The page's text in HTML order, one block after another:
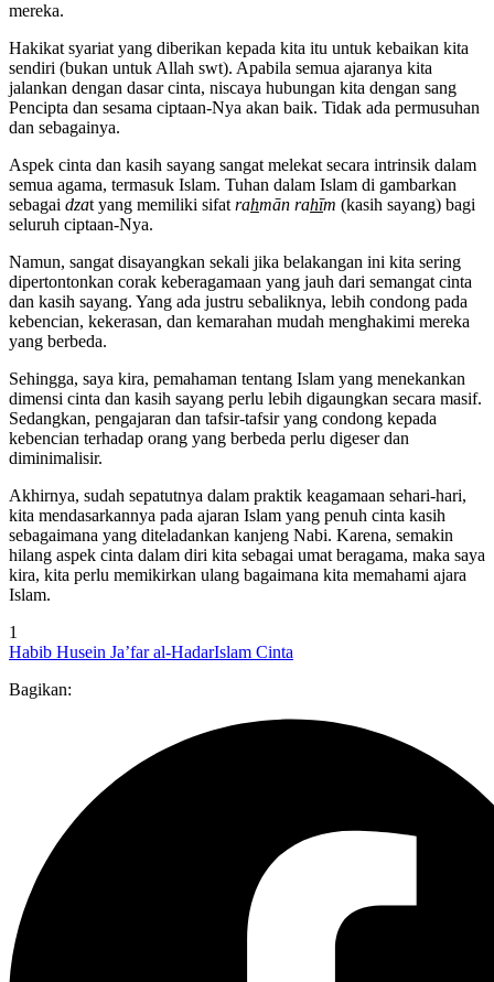
mereka.
Hakikat syariat yang diberikan kepada kita itu untuk kebaikan kita
sendiri (bukan untuk Allah swt). Apabila semua ajaranya kita
jalankan dengan dasar cinta, niscaya hubungan kita dengan sang
Pencipta dan sesama ciptaan-Nya akan baik. Tidak ada permusuhan
dan sebagainya.
Aspek cinta dan kasih sayang sangat melekat secara intrinsik dalam
semua agama, termasuk Islam. Tuhan dalam Islam di gambarkan
sebagai dzat yang memiliki sifat rahmān rahīm (kasih sayang) bagi
seluruh ciptaan-Nya.
Namun, sangat disayangkan sekali jika belakangan ini kita sering
dipertontonkan corak keberagamaan yang jauh dari semangat cinta
dan kasih sayang. Yang ada justru sebaliknya, lebih condong pada
kebencian, kekerasan, dan kemarahan mudah menghakimi mereka
yang berbeda.
Sehingga, saya kira, pemahaman tentang Islam yang menekankan
dimensi cinta dan kasih sayang perlu lebih digaungkan secara masif.
Sedangkan, pengajaran dan tafsir-tafsir yang condong kepada
kebencian terhadap orang yang berbeda perlu digeser dan
diminimalisir.
Akhirnya, sudah sepatutnya dalam praktik keagamaan sehari-hari,
kita mendasarkannya pada ajaran Islam yang penuh cinta kasih
sebagaimana yang diteladankan kanjeng Nabi. Karena, semakin
hilang aspek cinta dalam diri kita sebagai umat beragama, maka saya
kira, kita perlu memikirkan ulang bagaimana kita memahami ajara
Islam.
1
Habib Husein Ja’far al-HadarIslam Cinta
Bagikan: